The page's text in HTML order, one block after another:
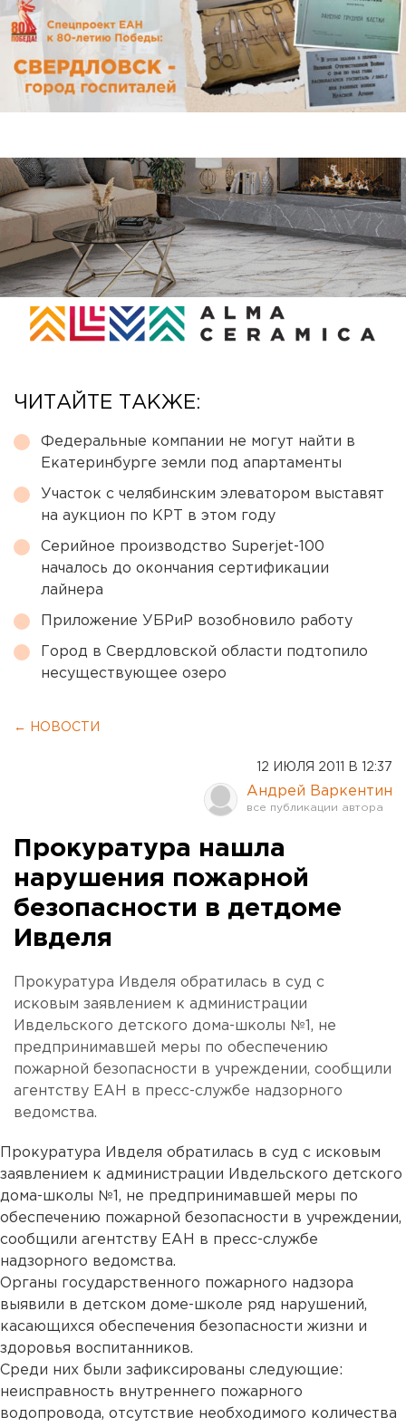
ЧИТАЙТЕ ТАКЖЕ:
Федеральные компании не могут найти в
Екатеринбурге земли под апартаменты
Участок с челябинским элеватором выставят
на аукцион по КРТ в этом году
Серийное производство Superjet-100
началось до окончания сертификации
лайнера
Приложение УБРиР возобновило работу
Город в Свердловской области подтопило
несуществующее озеро
← НОВОСТИ
12 ИЮЛЯ 2011 В 12:37
Андрей Варкентин
Прокуратура нашла
нарушения пожарной
безопасности в детдоме
Ивделя
Прокуратура Ивделя обратилась в суд с
исковым заявлением к администрации
Ивдельского детского дома-школы №1, не
предпринимавшей меры по обеспечению
пожарной безопасности в учреждении, сообщили
агентству ЕАН в пресс-службе надзорного
ведомства.
Прокуратура Ивделя обратилась в суд с исковым
заявлением к администрации Ивдельского детского
дома-школы №1, не предпринимавшей меры по
обеспечению пожарной безопасности в учреждении,
сообщили агентству ЕАН в пресс-службе
надзорного ведомства.
Органы государственного пожарного надзора
выявили в детском доме-школе ряд нарушений,
касающихся обеспечения безопасности жизни и
здоровья воспитанников.
Среди них были зафиксированы следующие:
неисправность внутреннего пожарного
водопровода, отсутствие необходимого количества